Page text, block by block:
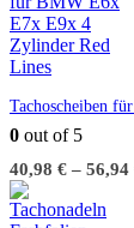
Tachoscheiben
0 out of 5
40,98 € – 56,94